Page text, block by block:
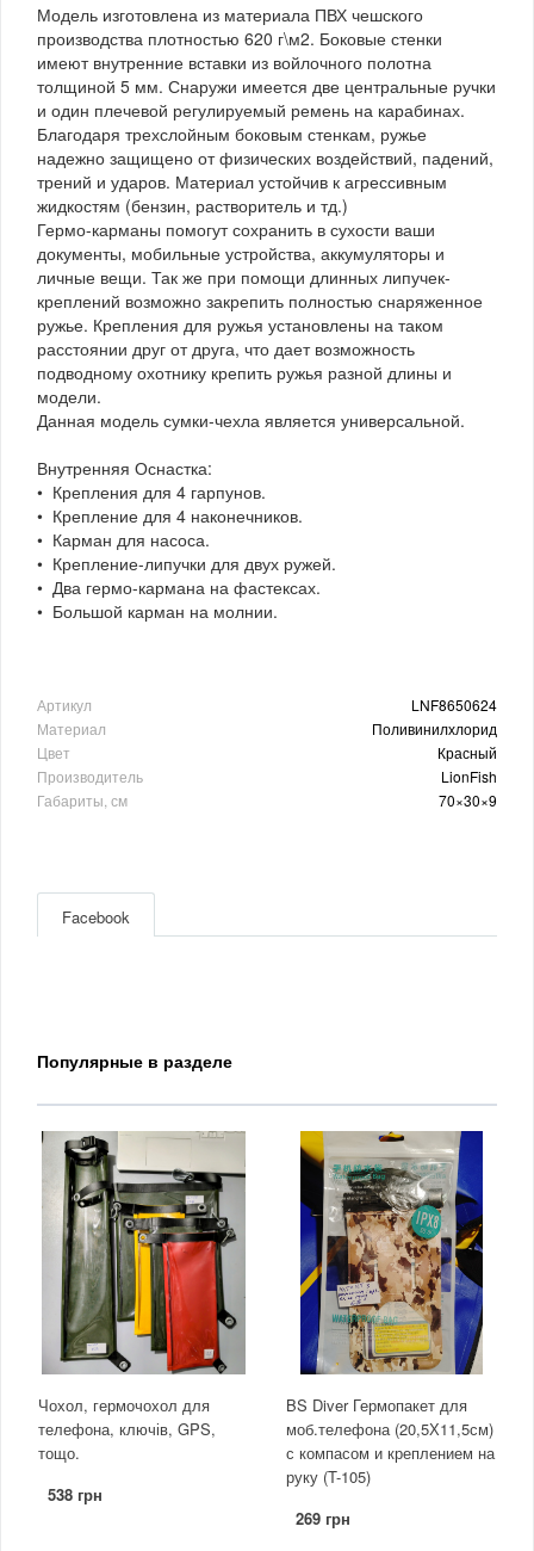
Модель изготовлена из материала ПВХ чешского
производства плотностью 620 г\м2. Боковые стенки
имеют внутренние вставки из войлочного полотна
толщиной 5 мм. Снаружи имеется две центральные ручки
и один плечевой регулируемый ремень на карабинах.
Благодаря трехслойным боковым стенкам, ружье
надежно защищено от физических воздействий, падений,
трений и ударов. Материал устойчив к агрессивным
жидкостям (бензин, растворитель и тд.)
Гермо-карманы помогут сохранить в сухости ваши
документы, мобильные устройства, аккумуляторы и
личные вещи. Так же при помощи длинных липучек-
креплений возможно закрепить полностью снаряженное
ружье. Крепления для ружья установлены на таком
расстоянии друг от друга, что дает возможность
подводному охотнику крепить ружья разной длины и
модели.
Данная модель сумки-чехла является универсальной.
Внутренняя Оснастка:
• Крепления для 4 гарпунов.
• Крепление для 4 наконечников.
• Карман для насоса.
• Крепление-липучки для двух ружей.
• Два гермо-кармана на фастексах.
• Большой карман на молнии.
Артикул
LNF8650624
Материал
Поливинилхлорид
Цвет
Красный
Производитель
LionFish
Габариты, см
70×30×9
Facebook
Популярные в разделе
Чохол, гермочохол для
телефона, ключів, GPS,
тощо.
538 грн
BS Diver Гермопакет для
моб.телефона (20,5Х11,5см)
с компасом и креплением на
руку (T-105)
269 грн